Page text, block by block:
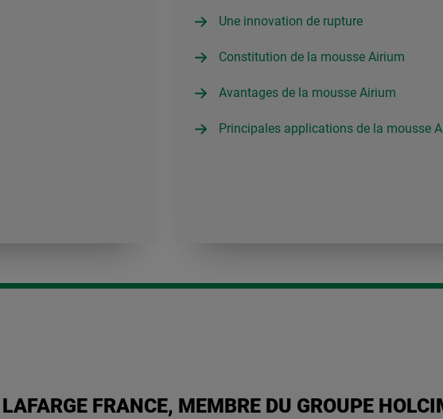
Une innovation de rupture
Constitution de la mousse Airium
Avantages de la mousse Airium
Principales applications de la mousse
LAFARGE FRANCE, MEMBRE DU GROUPE